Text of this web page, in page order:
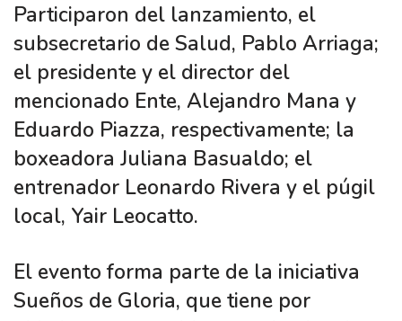
Participaron del lanzamiento, el
subsecretario de Salud, Pablo Arriaga;
el presidente y el director del
mencionado Ente, Alejandro Mana y
Eduardo Piazza, respectivamente; la
boxeadora Juliana Basualdo; el
entrenador Leonardo Rivera y el púgil
local, Yair Leocatto.
El evento forma parte de la iniciativa
Sueños de Gloria, que tiene por